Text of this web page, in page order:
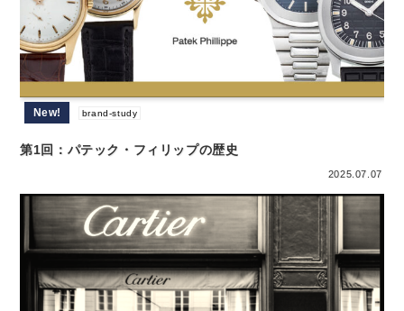
New! brand-study
第1回：パテック・フィリップの歴史
2025.07.07